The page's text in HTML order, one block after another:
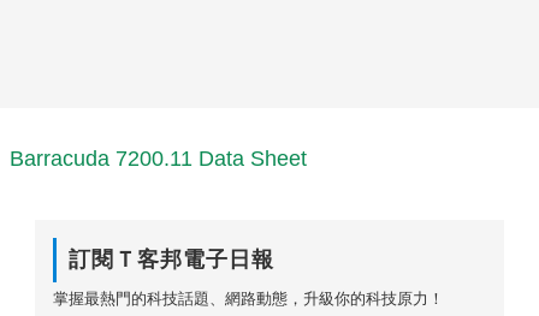
Barracuda 7200.11 Data Sheet
訂閱Ｔ客邦電子日報
掌握最熱門的科技話題、網路動態，升級你的科技原力！